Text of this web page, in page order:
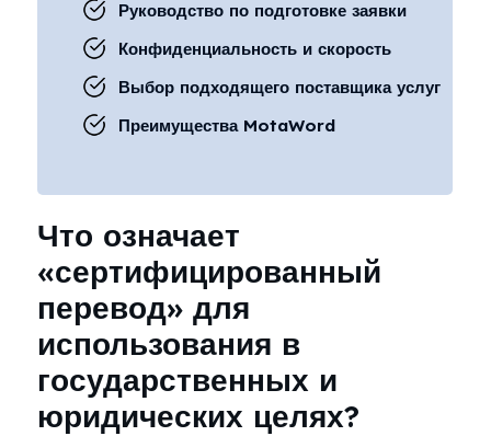
Руководство по подготовке заявки
Конфиденциальность и скорость
Выбор подходящего поставщика услуг
Преимущества MotaWord
Что означает
«сертифицированный
перевод» для
использования в
государственных и
юридических целях?